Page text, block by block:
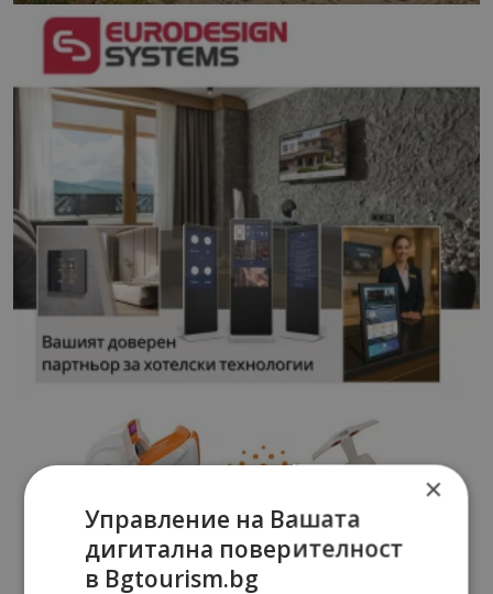
×
Управление на Вашата
дигитална поверителност
в Bgtourism.bg